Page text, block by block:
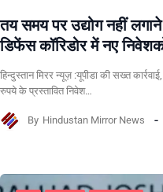
तय समय पर उद्योग नहीं
डिफेंस कॉरिडोर में नए
हिन्दुस्तान मिरर न्यूज़ :यूपीडा की सख्त
रुपये के प्रस्तावित निवेश…
By Hindustan Mirror News